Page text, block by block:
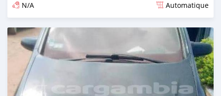
N/A Automatique
Dougal na niou ko depuis over 2 years